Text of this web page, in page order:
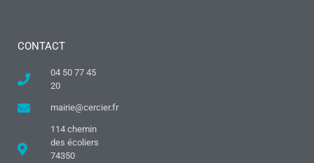
CONTACT
04 50 77 45
20
mairie@cercier.fr
114 chemin
des écoliers
74350